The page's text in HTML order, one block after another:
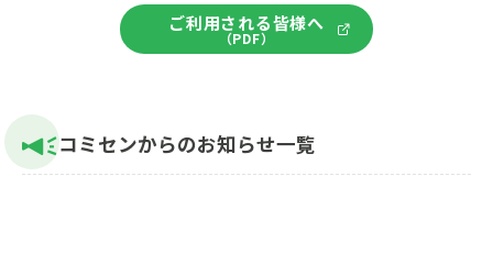
ご利用される皆様へ
（PDF）
コミセンからのお知らせ一覧